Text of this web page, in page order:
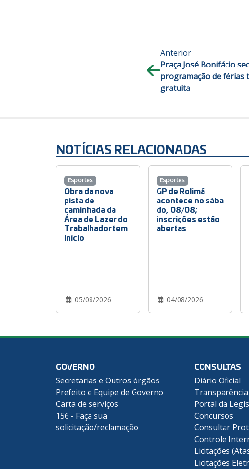
Anterior
Praça José Bonifácio
programação de férias
gratuita
NOTÍCIAS RELACIONADAS
Obra da nova
pista de
caminhada da
Área de Lazer do
Trabalhador tem
início
05/08/2026
Esportes
GP de Rolimã
acontece no sába
do, 08/08;
inscrições estão
abertas
04/08/2026
Esportes
GOVERNO
Secretarias e Outros órgãos
Prefeito e Equipe de Governo
Carta de serviços
156 - Faça sua
solicitação/reclamação
CONSULTAS
Diário Oficial
Transparência
Portal da
Concursos
Consultar
Controle
Licitações
Licitações